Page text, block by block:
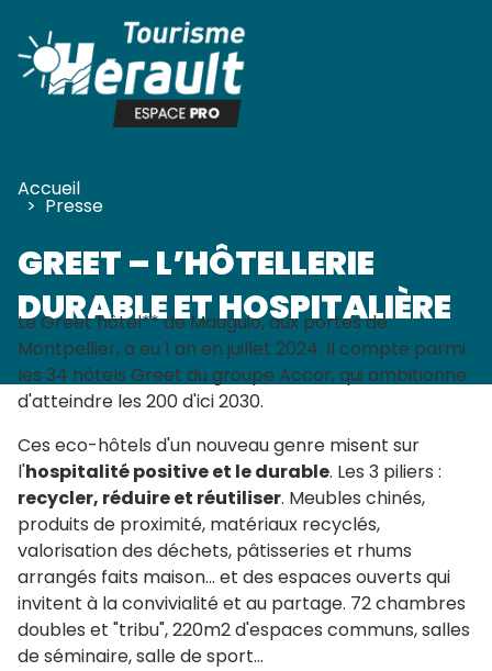
Accueil
> Presse
GREET – L’HÔTELLERIE
DURABLE ET HOSPITALIÈRE
Le Greet hôtel** de Mauguio, aux portes de
Montpellier, a eu 1 an en juillet 2024. Il compte parmi
les 34 hôtels Greet du groupe Accor, qui ambitionne
d'atteindre les 200 d'ici 2030.
Ces eco-hôtels d'un nouveau genre misent sur
l'hospitalité positive et le durable. Les 3 piliers :
recycler, réduire et réutiliser. Meubles chinés,
produits de proximité, matériaux recyclés,
valorisation des déchets, pâtisseries et rhums
arrangés faits maison... et des espaces ouverts qui
invitent à la convivialité et au partage. 72 chambres
doubles et "tribu", 220m2 d'espaces communs, salles
de séminaire, salle de sport...